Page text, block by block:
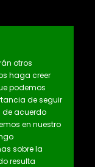
otros
haga creer
podemos
de seguir
de acuerdo
en nuestro
sobre la
resulta